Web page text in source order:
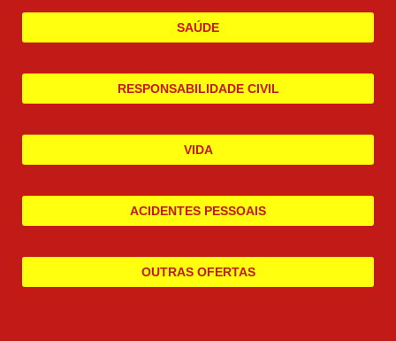
SAÚDE
RESPONSABILIDADE CIVIL
VIDA
ACIDENTES PESSOAIS
OUTRAS OFERTAS